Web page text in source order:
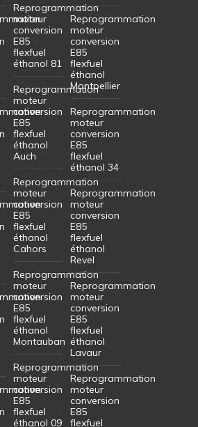
Reprogrammation
moteur
conversion
E85
flexfuel
éthanol 81
Reprogrammation
moteur
conversion
E85
flexfuel
éthanol
Auch
Reprogrammation
moteur
conversion
E85
flexfuel
éthanol
Cahors
Reprogrammation
moteur
conversion
E85
flexfuel
éthanol
Montauban
Reprogrammation
moteur
conversion
E85
flexfuel
éthanol 09
Reprogrammation
moteur
conversion
E85
flexfuel
éthanol
Montpellier
Reprogrammation
moteur
conversion
E85
flexfuel
éthanol 34
Reprogrammation
moteur
conversion
E85
flexfuel
éthanol
Revel
Reprogrammation
moteur
conversion
E85
flexfuel
éthanol
Lavaur
Reprogrammation
moteur
conversion
E85
flexfuel